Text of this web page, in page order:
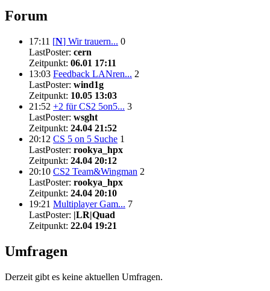
Forum
17:11 [N] Wir trauern... 0
LastPoster: cern
Zeitpunkt: 06.01 17:11
13:03 Feedback LANren... 2
LastPoster: wind1g
Zeitpunkt: 10.05 13:03
21:52 +2 für CS2 5on5... 3
LastPoster: wsght
Zeitpunkt: 24.04 21:52
20:12 CS 5 on 5 Suche 1
LastPoster: rookya_hpx
Zeitpunkt: 24.04 20:12
20:10 CS2 Team&Wingman 2
LastPoster: rookya_hpx
Zeitpunkt: 24.04 20:10
19:21 Multiplayer Gam... 7
LastPoster: |LR|Quad
Zeitpunkt: 22.04 19:21
Umfragen
Derzeit gibt es keine aktuellen Umfragen.